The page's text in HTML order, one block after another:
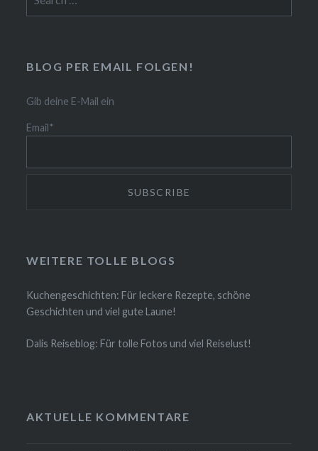
for:
BLOG PER EMAIL FOLGEN!
Gib deine E-Mail ein
Email*
WEITERE TOLLE BLOGS
Kuchengeschichten: Für leckere Rezepte, schöne
Geschichten und viel gute Laune!
Dalis Reiseblog: Für tolle Fotos und viel Reiselust!
AKTUELLE KOMMENTARE